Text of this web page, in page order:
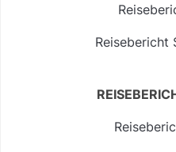
Reisebericht